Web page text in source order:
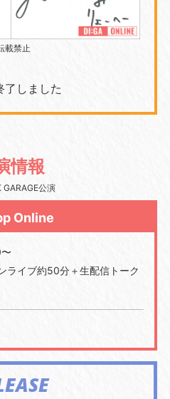
載禁止
了しました
情報
GARAGE公演
Online
ライブ約50分＋生配信トーク